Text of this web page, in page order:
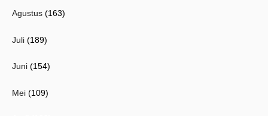
Agustus (163)
Juli (189)
Juni (154)
Mei (109)